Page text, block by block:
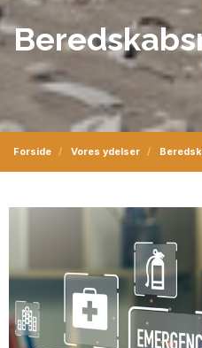
Forside Vores ydelser